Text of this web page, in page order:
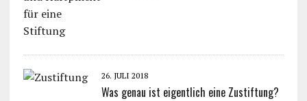
26. JULI 2018
Was genau ist eigentlich eine Zustiftung?